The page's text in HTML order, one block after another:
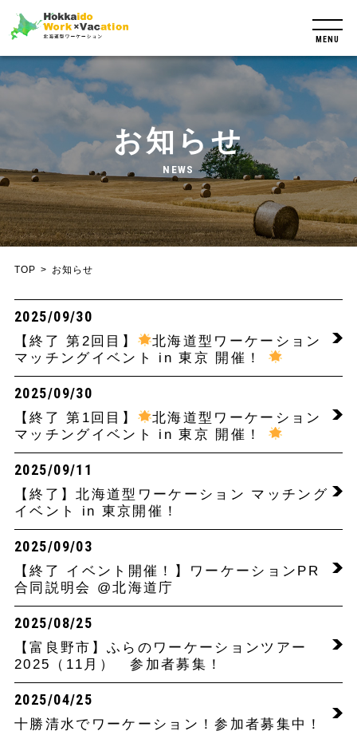
MENU
お知らせ
NEWS
TOP お知らせ
2025/09/30
【終了 第2回目】
北海道型ワーケーション
マッチングイベント in 東京 開催！
2025/09/30
【終了 第1回目】
北海道型ワーケーション
マッチングイベント in 東京 開催！
2025/09/11
【終了】北海道型ワーケーション マッチング
イベント in 東京開催！
2025/09/03
【終了 イベント開催！】ワーケーションPR
合同説明会 @北海道庁
2025/08/25
【富良野市】ふらのワーケーションツアー
2025（11月） 参加者募集！
2025/04/25
十勝清水でワーケーション！参加者募集中！